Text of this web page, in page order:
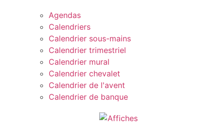
Agendas
Calendriers
Calendrier sous-mains
Calendrier trimestriel
Calendrier mural
Calendrier chevalet
Calendrier de l'avent
Calendrier de banque